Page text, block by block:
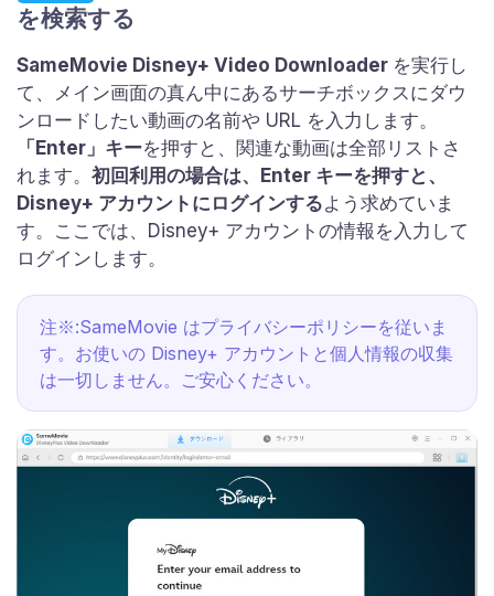
を検索する
SameMovie Disney+ Video Downloader を実行し
て、メイン画面の真ん中にあるサーチボックスにダウ
ンロードしたい動画の名前や URL を入力します。
「Enter」キーを押すと、関連な動画は全部リストさ
れます。 初回利用の場合は、Enter キーを押すと、
Disney+ アカウントにログインするよう求めていま
す。ここでは、Disney+ アカウントの情報を入力して
ログインします。
注※:SameMovie はプライバシーポリシーを従いま
す。お使いの Disney+ アカウントと個人情報の収集
は一切しません。ご安心ください。